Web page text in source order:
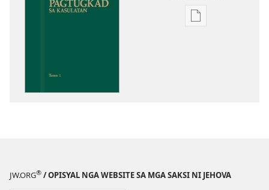
Opsiyon
JW.ORG® / OPISYAL NGA WEBSITE SA MGA SAKSI NI JEHOVA